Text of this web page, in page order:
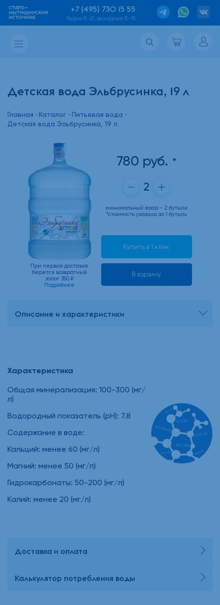
+7 (495) 730 15 55
будни 8-21, выходные 8-18
Детская вода Эльбрусинка, 19 л
Главная Каталог
Питьевая вода
Детская вода Эльбрусинка, 19 л
При первой доставке
берется возвратный
залог 350 ₽
Подробнее
780 руб. *
минимальный заказ - 2 бутыли
*стоимость указана за 1 бутыль
Купить в 1 клик
В корзину
Описание и характеристики
Характеристика
Общая минерализация: 100-300 (мг/
л)
Водородный показатель (рН): 7.8
Содержание в воде:
Кальций: менее 60 (мг/л)
Магний: менее 50 (мг/л)
Гидрокарбонаты: 50-200 (мг/л)
Калий: менее 20 (мг/л)
Доставка и оплата
Калькулятор потребления воды